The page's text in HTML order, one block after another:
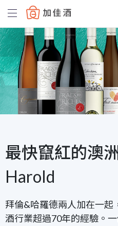
Baccus
最快竄紅的澳
Harold
拜倫&哈羅德兩人加在一起
酒行業超過70年的經驗。